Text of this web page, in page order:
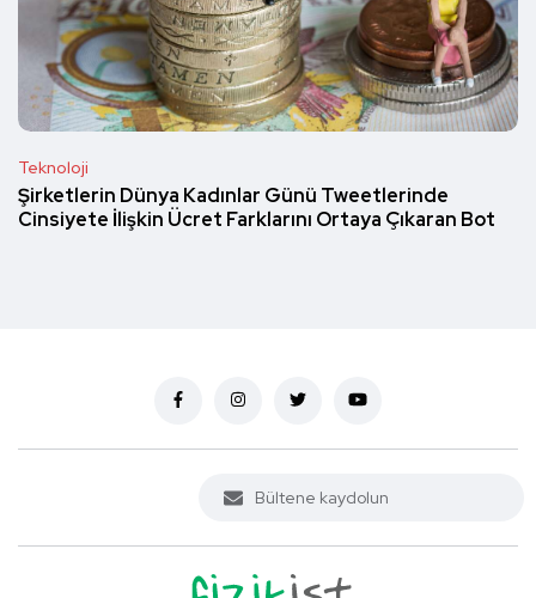
Teknoloji
Şirketlerin Dünya Kadınlar Günü Tweetlerinde
Cinsiyete İlişkin Ücret Farklarını Ortaya Çıkaran Bot